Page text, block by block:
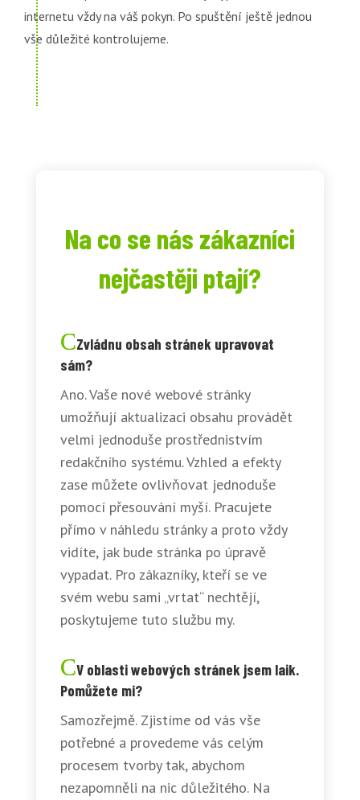
internetu vždy na váš pokyn. Po spuštění ještě jednou
vše důležité kontrolujeme.
Na co se nás zákazníci
nejčastěji ptají?
Zvládnu obsah stránek upravovat
sám?
Ano. Vaše nové webové stránky
umožňují aktualizaci obsahu provádět
velmi jednoduše prostřednistvím
redakčního systému. Vzhled a efekty
zase můžete ovlivňovat jednoduše
pomocí přesouvání myší. Pracujete
přímo v náhledu stránky a proto vždy
vidíte, jak bude stránka po úpravě
vypadat. Pro zákazníky, kteří se ve
svém webu sami „vrtat“ nechtějí,
poskytujeme tuto službu my.
V oblasti webových stránek jsem laik.
Pomůžete mi?
Samozřejmě. Zjistíme od vás vše
potřebné a provedeme vás celým
procesem tvorby tak, abychom
nezapomněli na nic důležitého. Na